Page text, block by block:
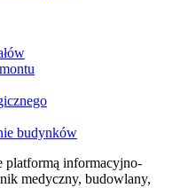
budynków
platformą informacyjno-
medyczny, budowlany,